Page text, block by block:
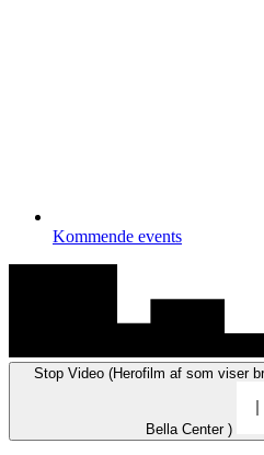
Kommende events
Stop Video (Herofilm af som viser
Bella Center )